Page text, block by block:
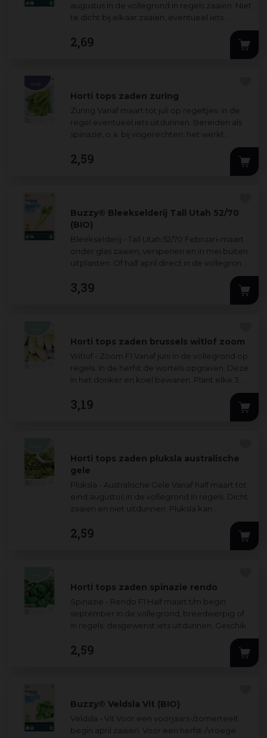
augustus in de vollegrond in regels zaaien. Niet
te dicht bij elkaar zaaien, eventueel iets
2,69
Horti tops zaden zuring
Zuring Vanaf maart tot juli op regeltjes: in de
regel eventueel iets uitdunnen. Bereiden als
spinazie, o.a. bij visgerechten: het werkt
darmstoornissen.
2,59
Buzzy® Bleekselderij Tall Utah 52/70
(BIO)
Bleekselderij - Tall Utah 52/70 Februari-maart
onder glas zaaien, verspenen en in mei buiten
uitplanten. Of half april direct in de vollegrond
3,39
Horti tops zaden brussels witlof zoom
Witlof - Zoom F1 Vanaf juni in de vollegrond op
regels. In de herfst de wortels opgraven. Deze
in het donker en koel bewaren. Plant elke 3
3,19
Horti tops zaden pluksla australische
gele
Pluksla - Australische Gele Vanaf half maart tot
eind augustus in de vollegrond in regels. Dicht
zaaien en niet uitdunnen. Pluksla kan
meermalen worden geoogst, omdat ze na het
snijden weer uitgroeit.
2,59
Horti tops zaden spinazie rendo
Spinazie - Rendo F1 Half maart t/m begin
september in de vollegrond, breedwerpig of
in regels: desgewenst iets uitdunnen. Geschikt
2,59
Buzzy® Veldsla Vit (BIO)
Veldsla - Vit Voor een voorjaars-/zomerteelt
begin april zaaien. Voor een herfst-/vroege